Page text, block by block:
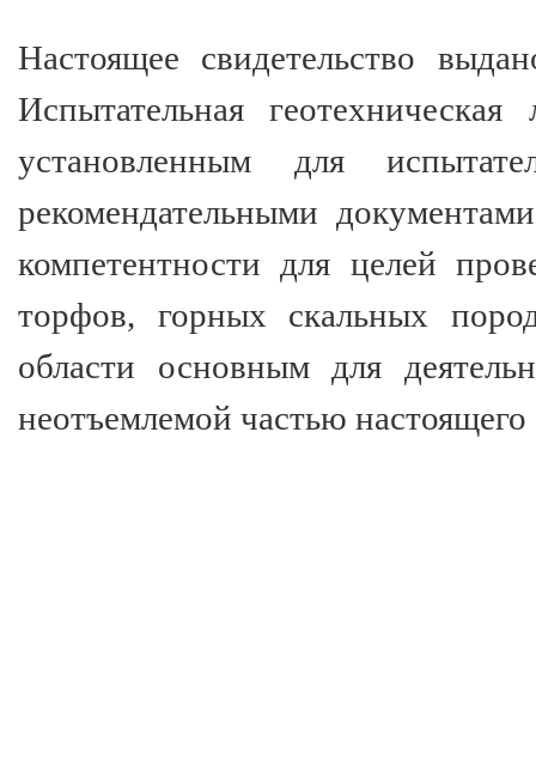
Настоящее свидетельство
Испытательная геотехническая
установленным для
рекомендательными
компетентности для целей
торфов, горных скальных
области основным для
неотъемлемой частью настоящего